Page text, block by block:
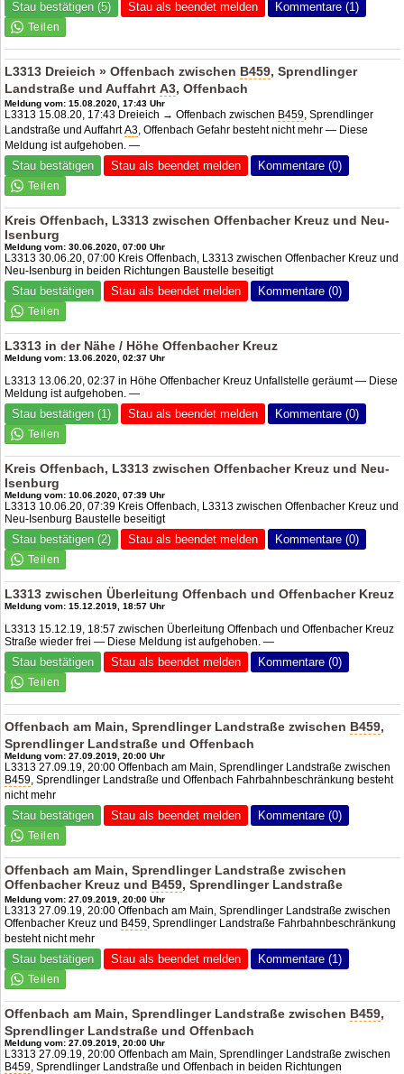
Stau bestätigen (5) Stau als beendet melden Kommentare (1)
L3313 Dreieich » Offenbach zwischen B459, Sprendlinger
Landstraße und AuffahrtA3, Offenbach
Meldung vom: 15.08.2020, 17:43 Uhr
L3313 15.08.20, 17:43 Dreieich → Offenbach zwischen B459, Sprendlinger
Landstraße und AuffahrtA3, Offenbach Gefahr besteht nicht mehr — Diese
Meldung ist aufgehoben. —
Stau bestätigen Stau als beendet melden Kommentare (0)
Kreis Offenbach, L3313 zwischen Offenbacher Kreuz und Neu-
Isenburg
Meldung vom: 30.06.2020, 07:00 Uhr
L3313 30.06.20, 07:00 Kreis Offenbach, L3313 zwischen Offenbacher Kreuz und
Neu-Isenburg in beiden Richtungen Baustelle beseitigt
Stau bestätigen Stau als beendet melden Kommentare (0)
L3313 in der Nähe / Höhe Offenbacher Kreuz
Meldung vom: 13.06.2020, 02:37 Uhr
L3313 13.06.20, 02:37 in Höhe Offenbacher Kreuz Unfallstelle geräumt — Diese
Meldung ist aufgehoben. —
Stau bestätigen (1) Stau als beendet melden Kommentare (0)
Kreis Offenbach, L3313 zwischen Offenbacher Kreuz und Neu-
Isenburg
Meldung vom: 10.06.2020, 07:39 Uhr
L3313 10.06.20, 07:39 Kreis Offenbach, L3313 zwischen Offenbacher Kreuz und
Neu-Isenburg Baustelle beseitigt
Stau bestätigen (2) Stau als beendet melden Kommentare (0)
L3313 zwischen Überleitung Offenbach und Offenbacher Kreuz
Meldung vom: 15.12.2019, 18:57 Uhr
L3313 15.12.19, 18:57 zwischen Überleitung Offenbach und Offenbacher Kreuz
Straße wieder frei — Diese Meldung ist aufgehoben. —
Stau bestätigen Stau als beendet melden Kommentare (0)
Offenbach am Main, Sprendlinger Landstraße zwischen B459,
Sprendlinger Landstraße und Offenbach
Meldung vom: 27.09.2019, 20:00 Uhr
L3313 27.09.19, 20:00 Offenbach am Main, Sprendlinger Landstraße zwischen
B459, Sprendlinger Landstraße und Offenbach Fahrbahnbeschränkung besteht
nicht mehr
Stau bestätigen Stau als beendet melden Kommentare (0)
Offenbach am Main, Sprendlinger Landstraße zwischen
Offenbacher Kreuz und B459, Sprendlinger Landstraße
Meldung vom: 27.09.2019, 20:00 Uhr
L3313 27.09.19, 20:00 Offenbach am Main, Sprendlinger Landstraße zwischen
Offenbacher Kreuz und B459, Sprendlinger Landstraße Fahrbahnbeschränkung
besteht nicht mehr
Stau bestätigen Stau als beendet melden Kommentare (1)
Offenbach am Main, Sprendlinger Landstraße zwischen B459,
Sprendlinger Landstraße und Offenbach
Meldung vom: 27.09.2019, 20:00 Uhr
L3313 27.09.19, 20:00 Offenbach am Main, Sprendlinger Landstraße zwischen
B459, Sprendlinger Landstraße und Offenbach in beiden Richtungen